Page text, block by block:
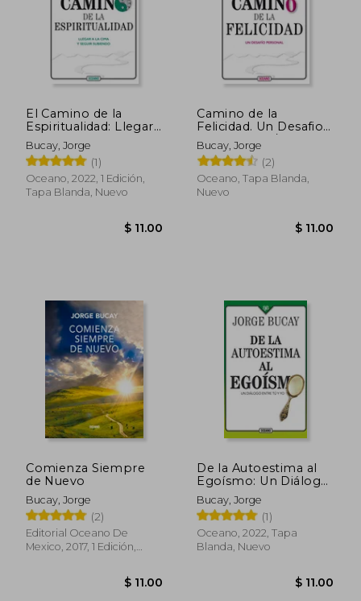
$ 6.00
El Camino de la
Espiritualidad: Llegar
a la cima y seguir
subiendo
Bucay, Jorge
(1)
Oceano, 2022, 1 Edición,
Tapa Blanda, Nuevo
Camino de la
Felicidad. Un Desafio
Personal, el / 4 ed.
Bucay, Jorge
(2)
Oceano, Tapa Blanda,
Nuevo
Comienza Siempre
de Nuevo
Bucay, Jorge
(2)
Editorial Oceano De
Mexico, 2017, 1 Edición,
De la Autoestima al
Egoísmo: Un Diálogo
Entre tu y yo - Jorge
Bucay - Libro Físico
Bucay, Jorge
(1)
Oceano, 2022, Tapa
Blanda, Nuevo